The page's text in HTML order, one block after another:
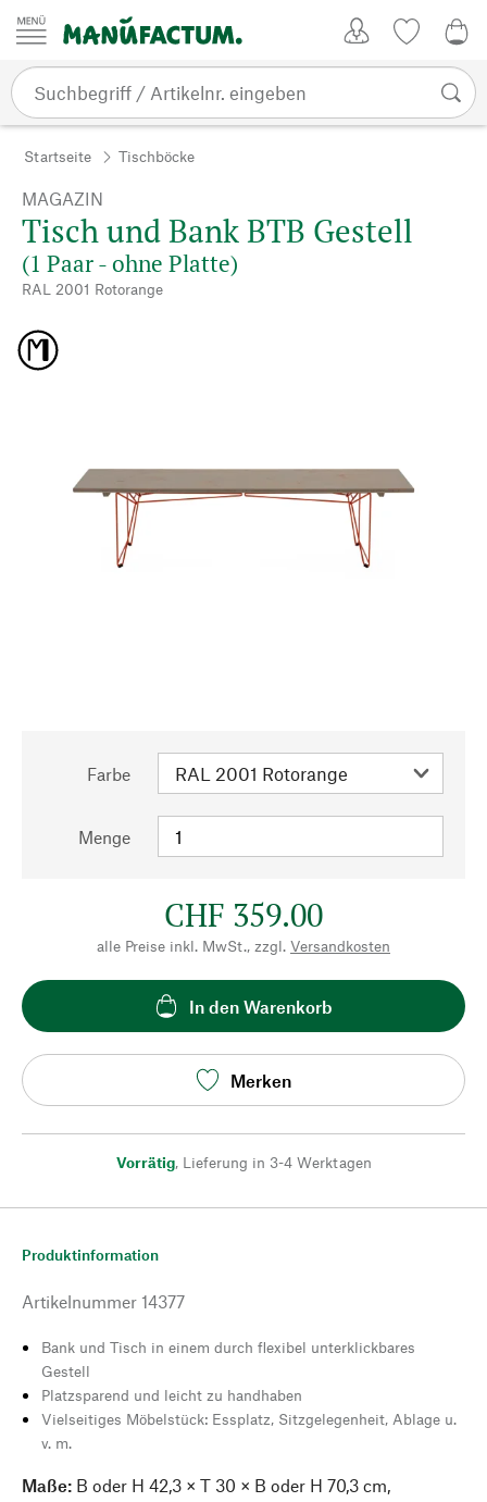
Zum Inhalt springen
Startseite Tischböcke
MAGAZIN
Tisch und Bank BTB Gestell
(1 Paar - ohne Platte)
RAL 2001 Rotorange
Farbe
Menge
CHF 359.00
alle Preise inkl. MwSt., zzgl. Versandkosten
In den Warenkorb
Merken
Vorrätig, Lieferung in 3-4 Werktagen
Produktinformation
Artikelnummer 14377
Bank und Tisch in einem durch flexibel unterklickbares
Gestell
Platzsparend und leicht zu handhaben
Vielseitiges Möbelstück: Essplatz, Sitzgelegenheit, Ablage u.
v. m.
Maße: B oder H 42,3 × T 30 × B oder H 70,3 cm,